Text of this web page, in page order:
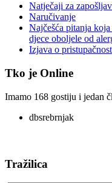
Natječaji za
Naručivanje
Najčešća pitanja
djece oboljele od
Izjava o
Tko je Online
Imamo 168 gostiju i jedan
dbsrebrnjak
Tražilica